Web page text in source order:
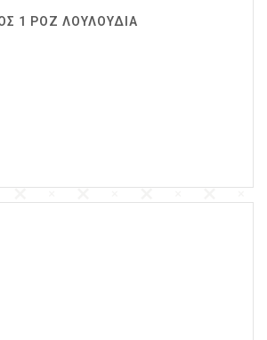
1 ΡΟΖ ΛΟΥΛΟΥΔΙΑ